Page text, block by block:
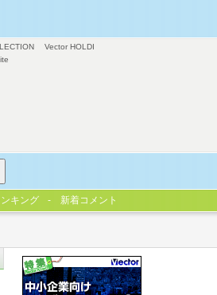
Vector HOLDI
キング 新着コメント